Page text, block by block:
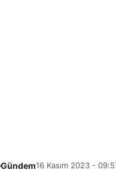
Gündem16 Kasım 2023 -